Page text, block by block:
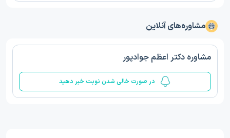
مشاوره‌های آنلاین
مشاوره دکتر اعظم جوادپور
در صورت خالی شدن نوبت خبر دهید